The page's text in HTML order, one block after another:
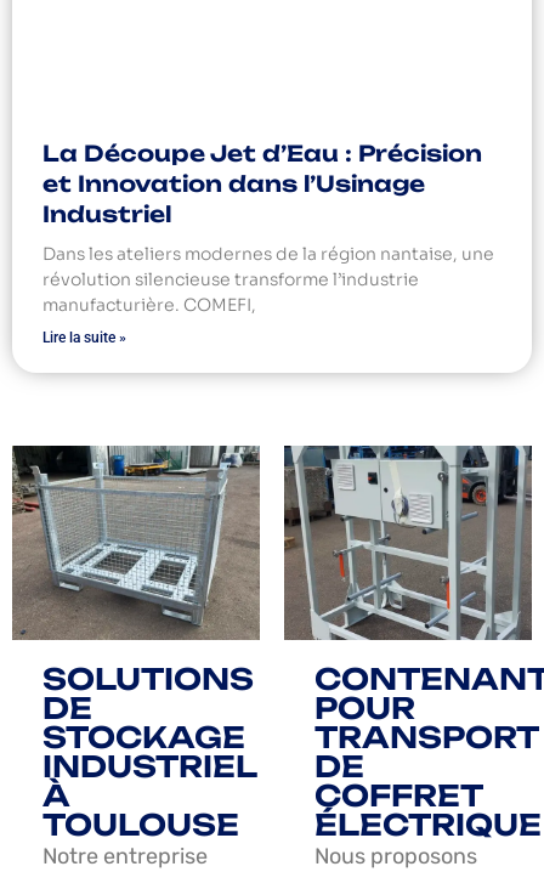
La Découpe Jet d’Eau : Précision
et Innovation dans l’Usinage
Industriel
Dans les ateliers modernes de la région nantaise, une
révolution silencieuse transforme l’industrie
manufacturière. COMEFI,
Lire la suite »
SOLUTIONS
DE
STOCKAGE
INDUSTRIEL
À
TOULOUSE
Notre entreprise
POUR
TRANSPORT
DE
COFFRET
ÉLECTRIQUE
Nous proposons